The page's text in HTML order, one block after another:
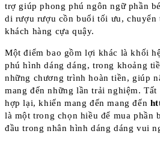
trợ giúp phong phú ngôn ngữ phần
di rượu rượu cồn buổi tối ưu,
khách hàng cựa quậy.
Một điểm bao gồm lợi khác là khối
phú hình dáng dáng, trong khoảng
những chương trình hoàn tiền, giúp
mang đến những lần trải nghiệm.
hợp lại, khiến mang đến mang đến
là một trong chọn hiều để mua phần
đầu trong nhân hình dáng dáng vui